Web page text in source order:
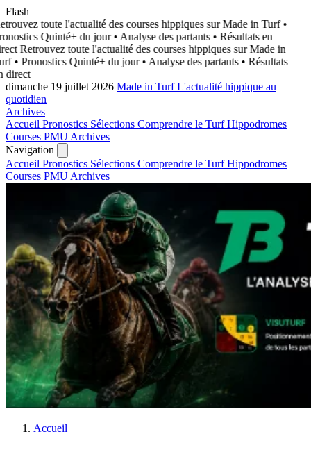
Flash
toute l'actualité des courses hippiques sur Made in Turf •
Quinté+ du jour • Analyse des partants • Résultats en
Retrouvez toute l'actualité des courses hippiques sur Made in
• Pronostics Quinté+ du jour • Analyse des partants • Résultats
direct
dimanche 19 juillet 2026 Made in TurfL'actualité hippique au
quotidien
Archives
Accueil Pronostics Sélections Comprendre le TurfHippodromes
Courses PMU Archives
Navigation
Accueil Pronostics Sélections Comprendre le TurfHippodromes
Courses PMU Archives
Accueil